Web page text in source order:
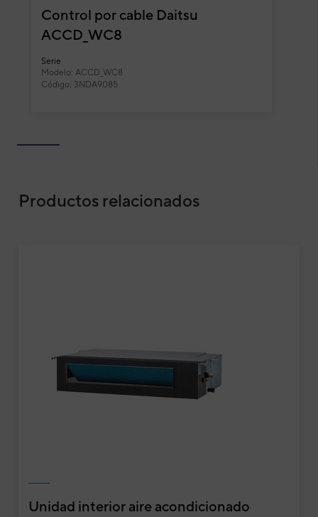
Funcionalidades y características
Control por cable Daitsu
ACCD_WC8
Serie
Modelo: ACCD_WC8
Código: 3NDA9085
Productos relacionados
Unidad interior aire acondicionado